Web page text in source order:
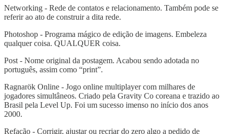
Networking - Rede de contatos e relacionamento. Também pode se
referir ao ato de construir a dita rede.
Photoshop - Programa mágico de edição de imagens. Embeleza
qualquer coisa. QUALQUER coisa.
Post - Nome original da postagem. Acabou sendo adotada no
português, assim como “print”.
Ragnarök Online - Jogo online multiplayer com milhares de
jogadores simultâneos. Criado pela Gravity Co coreana e trazido ao
Brasil pela Level Up. Foi um sucesso imenso no início dos anos
2000.
Refação - Corrigir, ajustar ou recriar do zero algo a pedido de